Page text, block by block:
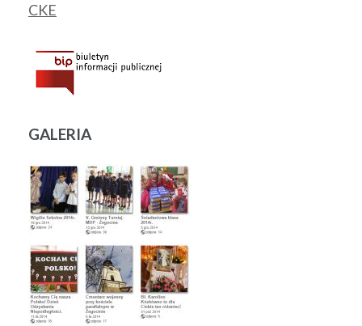
CKE
GALERIA